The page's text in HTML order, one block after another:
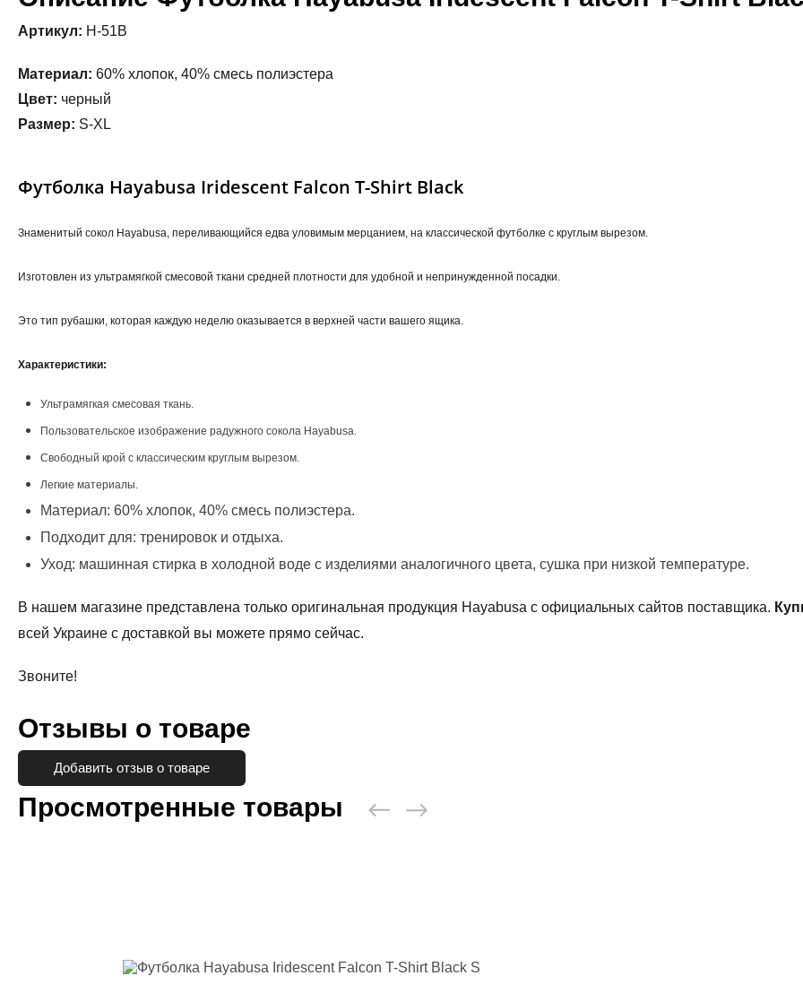
Артикул: H-51B
Материал: 60% хлопок, 40% смесь полиэстера
Цвет: черный
Размер: S-XL
Футболка Hayabusa Iridescent Falcon T-Shirt Black
Знаменитый сокол Hayabusa, переливающийся едва уловимым мерцанием, на классической футболке с круглым вырезом.
Изготовлен из ультрамягкой смесовой ткани средней плотности для удобной и непринужденной посадки.
Это тип рубашки, которая каждую неделю оказывается в верхней части вашего ящика.
Характеристики:
Ультрамягкая смесовая ткань.
Пользовательское изображение радужного сокола Hayabusa.
Свободный крой с классическим круглым вырезом.
Легкие материалы.
Материал: 60% хлопок, 40% смесь полиэстера.
Подходит для: тренировок и отдыха.
Уход: машинная стирка в холодной воде с изделиями аналогичного цвета, сушка при низкой температуре.
В нашем магазине представлена только оригинальная продукция Hayabusa с официальных сайтов поставщика.
всей Украине с доставкой вы можете прямо сейчас.
Звоните!
Отзывы о товаре
Добавить отзыв о товаре
Просмотренные товары